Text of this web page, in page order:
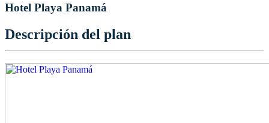
Hotel Playa Panamá
Descripción del plan